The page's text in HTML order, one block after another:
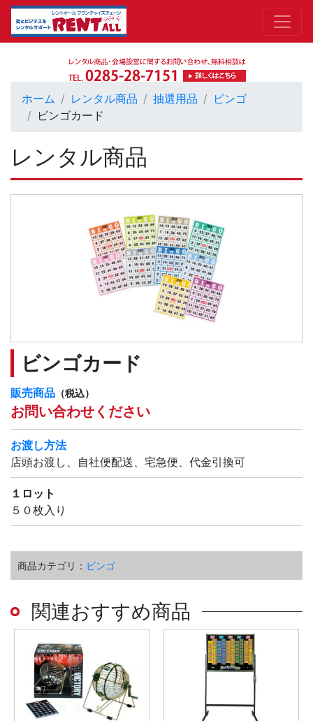
ホーム レンタル商品 抽選用品
ビンゴ
ビンゴカード
レンタル商品
ビンゴカード
販売商品 （税込）
お問い合わせください
お渡し方法
店頭お渡し、自社便配送、宅急便、代金引換可
１ロット
５０枚入り
商品カテゴリ： ビンゴ
関連おすすめ商品